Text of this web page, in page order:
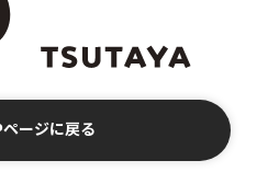
ージに戻る